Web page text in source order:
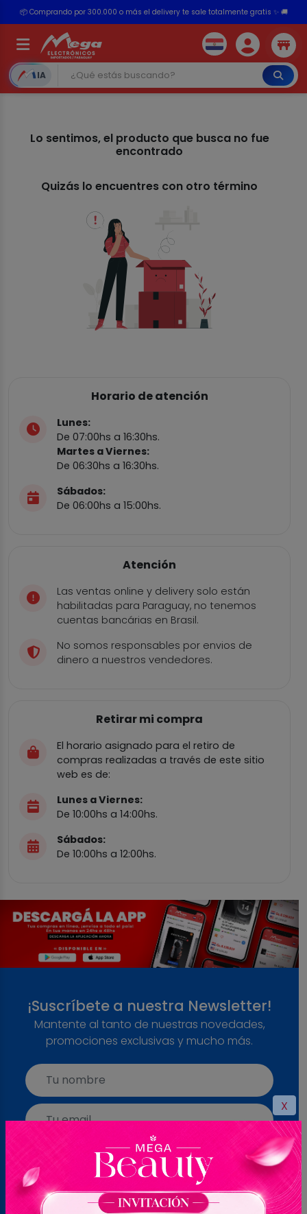
📦 Comprando por 300.000 o más el delivery te sale totalmente gratis ✨ 🚚
💳 ¡HASTA 24 CUOTAS SIN INTERÉS con tarjetas adheridas!
IA
Lo sentimos, el producto que busca no fue
encontrado
Quizás lo encuentres con otro término
X
Horario de atención
Lunes:
De 07:00hs a 16:30hs.
Martes a Viernes:
De 06:30hs a 16:30hs.
Sábados:
De 06:00hs a 15:00hs.
Atención
Las ventas online y delivery solo están
habilitadas para Paraguay, no tenemos
cuentas bancárias en Brasil.
No somos responsables por envios de
dinero a nuestros vendedores.
Retirar mi compra
El horario asignado para el retiro de
compras realizadas a través de este sitio
web es de:
Lunes a Viernes:
De 10:00hs a 14:00hs.
Sábados:
De 10:00hs a 12:00hs.
¡Suscríbete a nuestra Newsletter!
Mantente al tanto de nuestras novedades,
promociones exclusivas y mucho más.